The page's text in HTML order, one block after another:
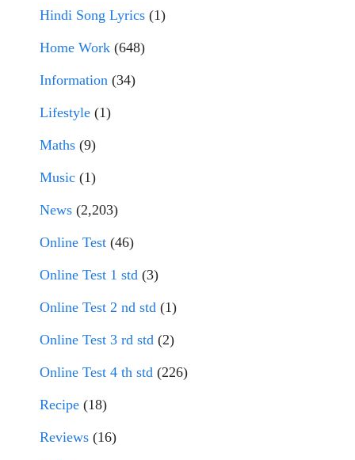
Hindi Song Lyrics (1)
Home Work (648)
Information (34)
Lifestyle (1)
Maths (9)
Music (1)
News (2,203)
Online Test (46)
Online Test 1 std (3)
Online Test 2 nd std (1)
Online Test 3 rd std (2)
Online Test 4 th std (226)
Recipe (18)
Reviews (16)